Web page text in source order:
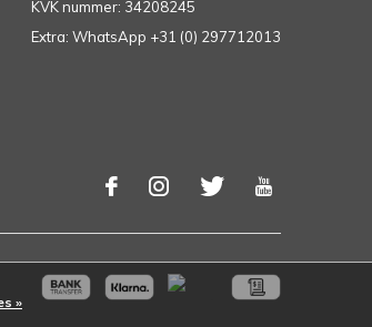
KVK nummer: 34208245
Extra: WhatsApp +31 (0) 297712013
»